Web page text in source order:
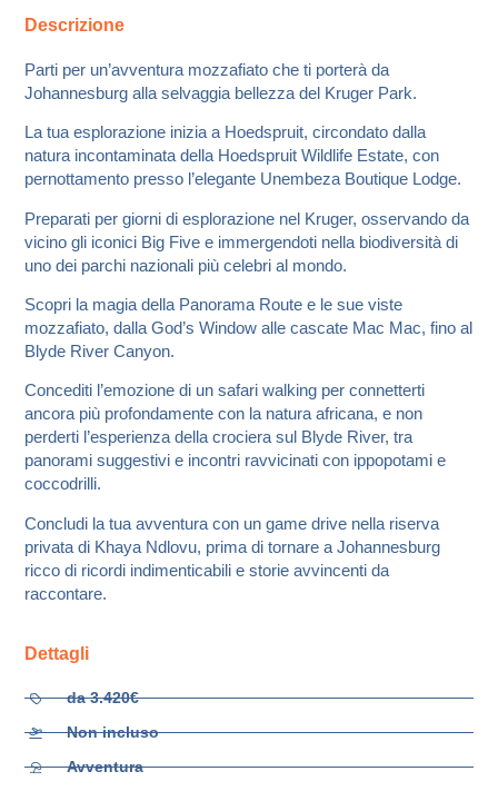
Descrizione
Parti per un’avventura mozzafiato che ti porterà da
Johannesburg alla selvaggia bellezza del Kruger Park.
La tua esplorazione inizia a Hoedspruit, circondato dalla
natura incontaminata della Hoedspruit Wildlife Estate, con
pernottamento presso l’elegante Unembeza Boutique Lodge.
Preparati per giorni di esplorazione nel Kruger, osservando da
vicino gli iconici Big Five e immergendoti nella biodiversità di
uno dei parchi nazionali più celebri al mondo.
Scopri la magia della Panorama Route e le sue viste
mozzafiato, dalla God’s Window alle cascate Mac Mac, fino al
Blyde River Canyon.
Concediti l’emozione di un safari walking per connetterti
ancora più profondamente con la natura africana, e non
perderti l’esperienza della crociera sul Blyde River, tra
panorami suggestivi e incontri ravvicinati con ippopotami e
coccodrilli.
Concludi la tua avventura con un game drive nella riserva
privata di Khaya Ndlovu, prima di tornare a Johannesburg
ricco di ricordi indimenticabili e storie avvincenti da
raccontare.
Dettagli
da 3.420€
Non incluso
Avventura